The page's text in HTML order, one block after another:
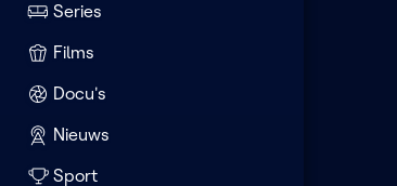
Series
Films
Docu's
Nieuws
Sport